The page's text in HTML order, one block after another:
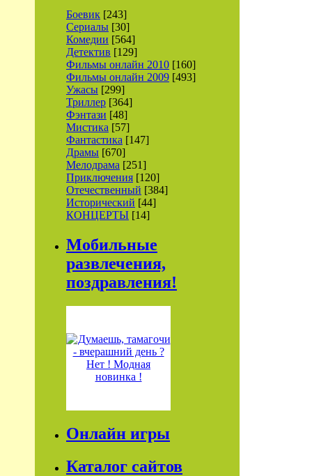
Боевик [243]
Сериалы [30]
Комедии [564]
Детектив [129]
Фильмы онлайн 2010 [160]
Фильмы онлайн 2009 [493]
Ужасы [299]
Триллер [364]
Фэнтази [48]
Мистика [57]
Фантастика [147]
Драмы [670]
Мелодрама [251]
Приключения [120]
Отечественный [384]
Исторический [44]
КОНЦЕРТЫ [14]
Мобильные
развлечения,
поздравления!
Онлайн игры
Каталог сайтов